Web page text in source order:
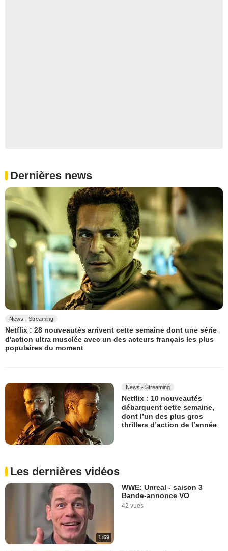
Dernières news
News - Streaming
Netflix : 28 nouveautés arrivent cette semaine dont une série
d'action ultra musclée avec un des acteurs français les plus
populaires du moment
News - Streaming
Netflix : 10 nouveautés
débarquent cette semaine,
dont l’un des plus gros
thrillers d’action de l’année
Les dernières vidéos
1:59
WWE: Unreal - saison 3
Bande-annonce VO
42 vues